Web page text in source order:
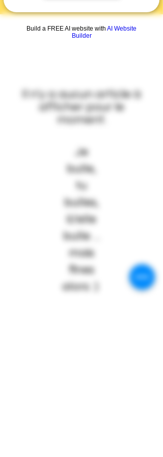
Build a FREE AI website with AI Website
Builder
Il n'y a aucun article à
afficher pour le
moment.
Je
bulle,
tu
bulles,
il/elle
bulle ...
mais
fines
alors :)